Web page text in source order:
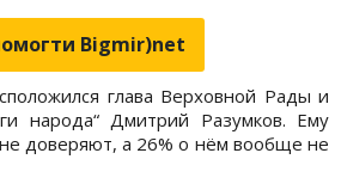
Bigmir)net
глава Верховной Рады и
народа“ Дмитрий Разумков. Ему
доверяют, а 26% о нём вообще не